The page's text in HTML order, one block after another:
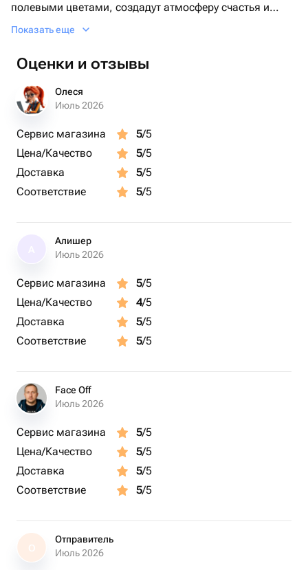
полевыми цветами, создадут атмосферу счастья и
уюта. Букет оформлен в стильную белую обертку, что
• Состав: подсолнухи, зелень, полевые цветы
• Цветовая гамма: желтый, зеленый, белый
• Особенности: желтая лента, белая обертка
Поводы для подарка:
• День рождения
• Юбилей
• Просто так, чтобы поднять настроение
• Возможность добавить открытку с личным посланием
• Доставка в день заказа
Показать еще
Оценки и отзывы
Олеся
Июль 2026
Сервис магазина 5/5
Цена/Качество
5/5
Доставка
5/5
Соответствие
5/5
Алишер
Июль 2026
Сервис магазина 5/5
Цена/Качество
4/5
Доставка
5/5
Соответствие
5/5
Face Off
Июль 2026
Сервис магазина 5/5
Цена/Качество
5/5
Доставка
5/5
Соответствие
5/5
О
Отправитель
Июль 2026